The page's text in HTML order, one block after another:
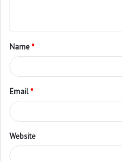
Name*
Email*
Website